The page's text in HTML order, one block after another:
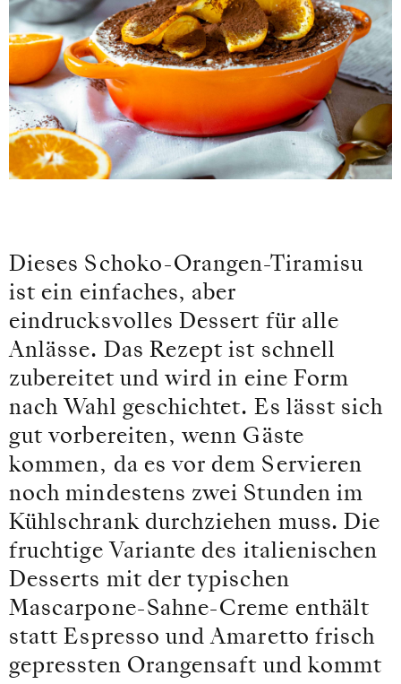
Dieses Schoko-Orangen-Tiramisu
ist ein einfaches, aber
eindrucksvolles Dessert für alle
Anlässe. Das Rezept ist schnell
zubereitet und wird in eine Form
nach Wahl geschichtet. Es lässt sich
gut vorbereiten, wenn Gäste
kommen, da es vor dem Servieren
noch mindestens zwei Stunden im
Kühlschrank durchziehen muss. Die
fruchtige Variante des italienischen
Desserts mit der typischen
Mascarpone-Sahne-Creme enthält
statt Espresso und Amaretto frisch
gepressten Orangensaft und kommt